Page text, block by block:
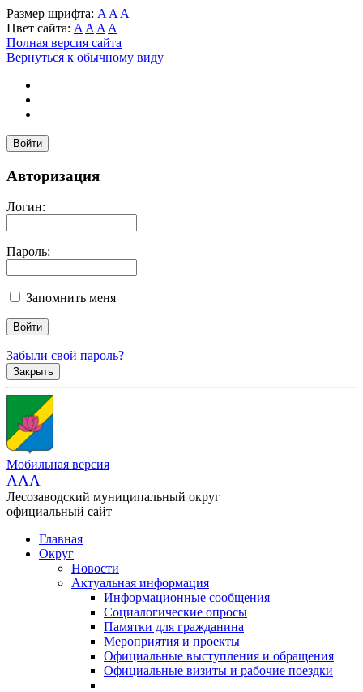
Размер шрифта: A A A
Цвет сайта: A A A A
Полная версия сайта
Вернуться к обычному виду
Войти
Авторизация
Логин:
Пароль:
Запомнить меня
Забыли свой пароль?
Закрыть
Мобильная версия
AAA
Лесозаводский муниципальный округ
официальный сайт
Главная
Округ
Новости
Актуальная информация
Информационные сообщения
Социалогические опросы
Памятки для гражданина
Мероприятия и проекты
Официальные выступления и обращения
Официальные визиты и рабочие поездки